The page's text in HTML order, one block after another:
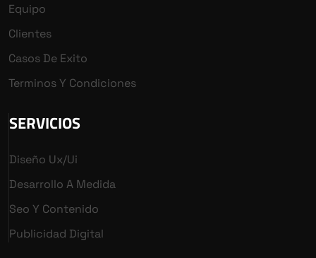
Equipo
Clientes
Casos De Exito
Terminos Y Condiciones
SERVICIOS
Diseño Ux/ui
Desarrollo A Medida
Seo Y Contenido
Publicidad Digital